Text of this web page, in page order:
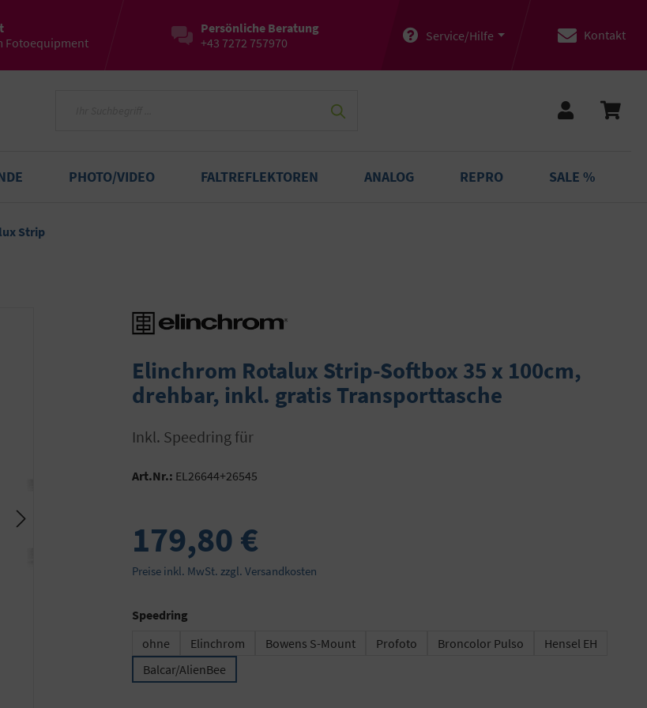
Fotoequipment
Persönliche Beratung
+43 7272 757970
Service/Hilfe Kontakt
PHOTO/VIDEO FALTREFLEKTOREN ANALOG REPRO SALE %
Strip
Elinchrom Rotalux Strip-Softbox 35 x 100cm,
drehbar, inkl. gratis Transporttasche
inkl. Speedring für
Art.Nr.: EL26644+26545
179,80 €
Preise inkl. MwSt. zzgl. Versandkosten
Speedring
ohne
Elinchrom Bowens S-Mount Profoto Broncolor Pulso
Hensel EH
Balcar/AlienBee